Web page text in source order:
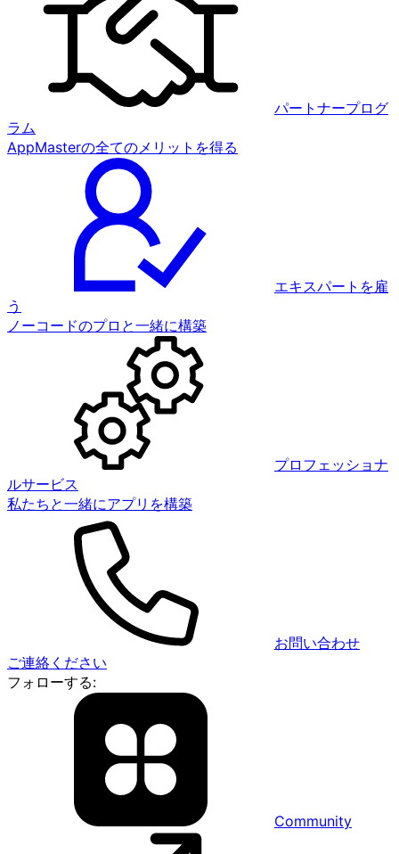
パートナープログ
ラム
AppMasterの全てのメリットを得る
エキスパートを雇
う
ノーコードのプロと一緒に構築
プロフェッショナ
ルサービス
私たちと一緒にアプリを構築
お問い合わせ
ご連絡ください
フォローする:
Community